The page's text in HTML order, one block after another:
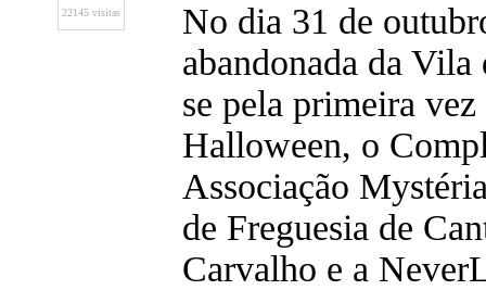
22145 visitas
No dia 31 de
abandonada da
se pela primeira
Halloween, o
Associação
de Freguesia de
Carvalho e a